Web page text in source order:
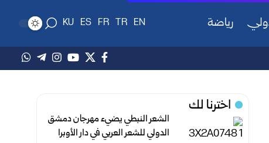
رياضة EN
TR
FR
ES
KU
اخترنا لك
الشعر النبطي يضيء مهرجان دمشق
الدولي للشعر العربي في دار الأوبرا